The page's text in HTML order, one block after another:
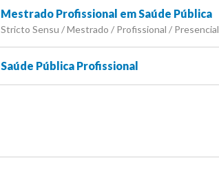
Mestrado Profissional em Saúde Pública
Stricto Sensu / Mestrado / Profissional / Presencial
Saúde Pública Profissional